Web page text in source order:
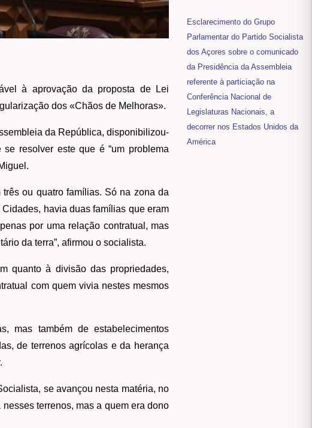
à aprovação da proposta de Lei
dos «Chãos de Melhoras».
da República, disponibilizou-
resolver este que é “um problema
ou quatro famílias. Só na zona da
havia duas famílias que eram
por uma relação contratual, mas
da terra”, afirmou o socialista.
quanto à divisão das propriedades,
com quem vivia nestes mesmos
mas também de estabelecimentos
de terrenos agrícolas e da herança
se avançou nesta matéria, no
terrenos, mas a quem era dono
Esclarecimento do Grupo
Parlamentar do Partido Socialista
dos Açores sobre o comunicado
da Presidência da Assembleia
referente à particiação na
Conferência Nacional de
Legislaturas Nacionais, a
decorrer nos Estados Unidos da
América